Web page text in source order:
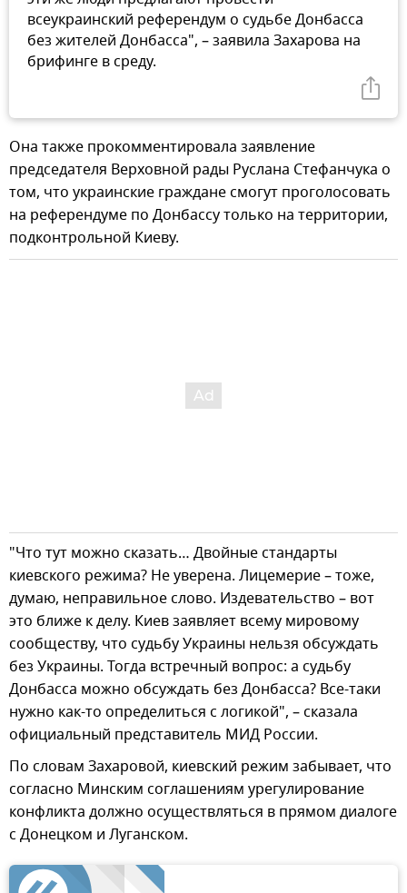
всеукраинский референдум о судьбе Донбасса
без жителей Донбасса", – заявила Захарова на
брифинге в среду.
Она также прокомментировала заявление
председателя Верховной рады Руслана Стефанчука о
том, что украинские граждане смогут проголосовать
на референдуме по Донбассу только на территории,
подконтрольной Киеву.
"Что тут можно сказать… Двойные стандарты
киевского режима? Не уверена. Лицемерие – тоже,
думаю, неправильное слово. Издевательство – вот
это ближе к делу. Киев заявляет всему мировому
сообществу, что судьбу Украины нельзя обсуждать
без Украины. Тогда встречный вопрос: а судьбу
Донбасса можно обсуждать без Донбасса? Все-таки
нужно как-то определиться с логикой", – сказала
официальный представитель МИД России.
По словам Захаровой, киевский режим забывает, что
согласно Минским соглашениям урегулирование
конфликта должно осуществляться в прямом диалоге
с Донецком и Луганском.